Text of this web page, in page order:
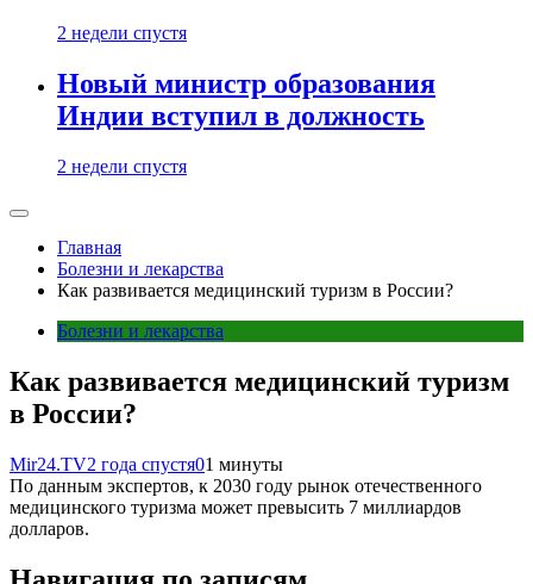
2 недели спустя
Новый министр образования
Индии вступил в должность
2 недели спустя
Главная
Болезни и лекарства
Как развивается медицинский туризм в России?
Болезни и лекарства
Как развивается медицинский туризм
в России?
Mir24.TV2 года спустя01 минуты
По данным экспертов, к 2030 году рынок отечественного
медицинского туризма может превысить 7 миллиардов
долларов.